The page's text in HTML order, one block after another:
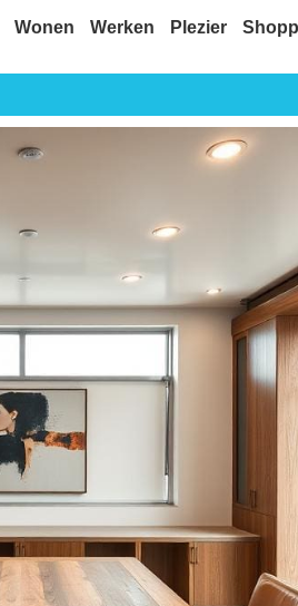
Wonen Werken Plezier